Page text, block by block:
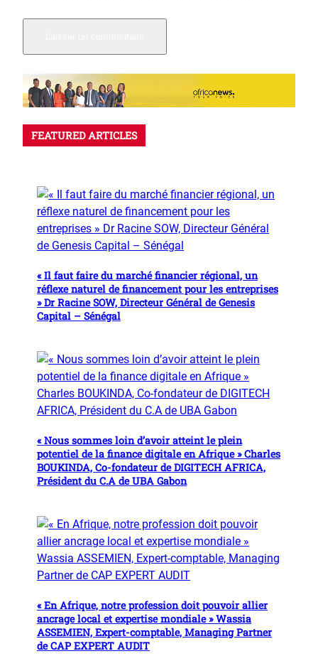
FEATURED ARTICLES
« Il faut faire du marché financier régional, un
réflexe naturel de financement pour les entreprises
» Dr Racine SOW, Directeur Général de Genesis
Capital – Sénégal
« Nous sommes loin d’avoir atteint le plein
potentiel de la finance digitale en Afrique » Charles
BOUKINDA, Co-fondateur de DIGITECH AFRICA,
Président du C.A de UBA Gabon
« En Afrique, notre profession doit pouvoir allier
ancrage local et expertise mondiale » Wassia
ASSEMIEN, Expert-comptable, Managing Partner
de CAP EXPERT AUDIT